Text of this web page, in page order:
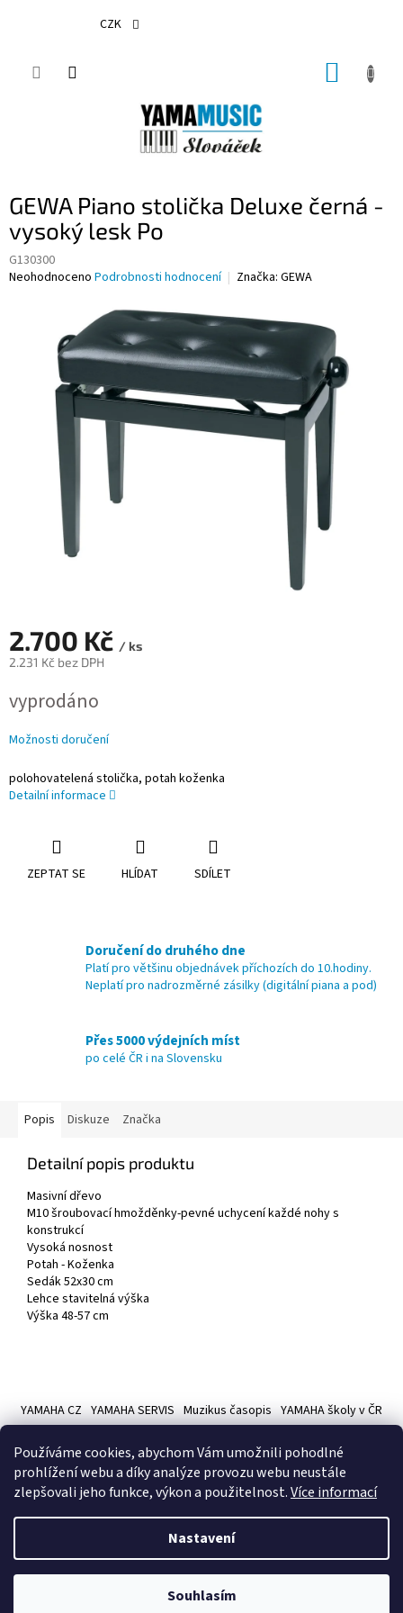
Používáme cookies, abychom Vám umožnili pohodlné
prohlížení webu a díky analýze provozu webu neustále
zlepšovali jeho funkce, výkon a použitelnost.Více informací
Nastavení
Souhlasím
CZK
GEWA Piano stolička Deluxe černá -
vysoký lesk Po
G130300
Průměrné
hvězdiček.
Neohodnoceno Podrobnosti hodnocení Značka: GEWA
2.700 Kč / ks
2.231 Kč bez DPH
cena:
vyprodáno
Možnosti doručení
polohovatelená stolička, potah koženka
Detailní informace
ZEPTAT SE HLÍDAT SDÍLET
Doručení do druhého dne
Platí pro většinu objednávek příchozích do 10.hodiny.
Neplatí pro nadrozměrné zásilky (digitální piana a pod)
Přes 5000 výdejních míst
po celé ČR i na Slovensku
Popis Diskuze Značka
Detailní popis produktu
Masivní dřevo
M10 šroubovací hmožděnky-pevné uchycení každé nohy s
konstrukcí
Vysoká nosnost
Potah - Koženka
Sedák 52x30 cm
Lehce stavitelná výška
Výška 48-57 cm
p
YAMAHA CZ YAMAHA SERVIS Muzikus časopis YAMAHA školy v ČR
Copyright 2026Hudební nástroje YAMAMUSIC. Všechna práva
vyhrazena.